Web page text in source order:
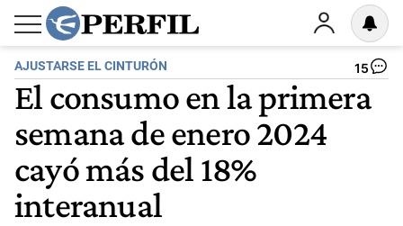
AJUSTARSE EL CINTURÓN 15
El consumo en la primera
semana de enero 2024
cayó más del 18%
interanual